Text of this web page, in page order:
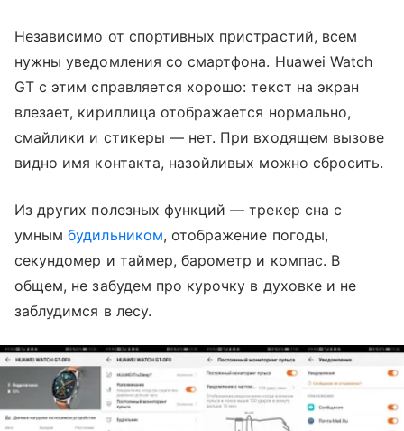
Независимо от спортивных пристрастий, всем
нужны уведомления со смартфона. Huawei Watch
GT с этим справляется хорошо: текст на экран
влезает, кириллица отображается нормально,
смайлики и стикеры — нет. При входящем вызове
видно имя контакта, назойливых можно сбросить.
Из других полезных функций — трекер сна с
умнымбудильником, отображение погоды,
секундомер и таймер, барометр и компас. В
общем, не забудем про курочку в духовке и не
заблудимся в лесу.